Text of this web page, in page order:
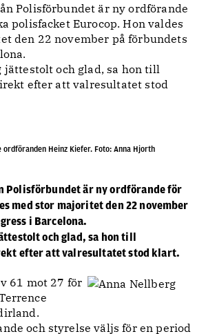
Polisförbundet är ny ordförande
polisfacket Eurocop. Hon valdes
den 22 november på förbundets
jättestolt och glad, sa hon till
efter att valresultatet stod
ordföranden Heinz Kiefer. Foto: Anna Hjorth
Polisförbundet är ny ordförande för
med stor majoritet den 22 november
i Barcelona.
och glad, sa hon till
efter att valresultatet stod klart.
61 mot 27 för
och styrelse väljs för en period